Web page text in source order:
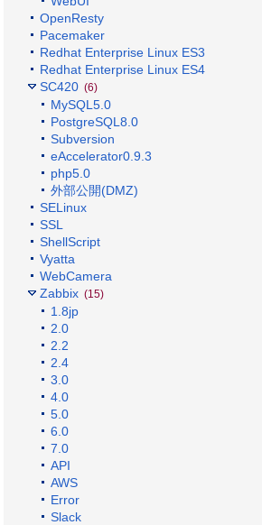
OpenResty
Pacemaker
Redhat Enterprise Linux ES3
Redhat Enterprise Linux ES4
SC420 (6)
MySQL5.0
PostgreSQL8.0
Subversion
eAccelerator0.9.3
php5.0
外部公開(DMZ)
SELinux
SSL
ShellScript
Vyatta
WebCamera
Zabbix (15)
1.8jp
2.0
2.2
2.4
3.0
4.0
5.0
6.0
7.0
API
AWS
Error
Slack